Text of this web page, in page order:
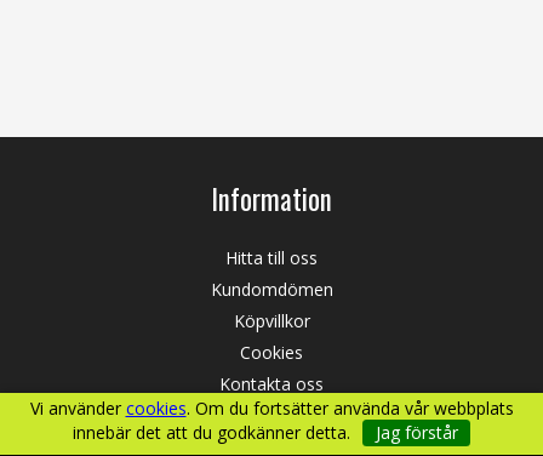
Vi använder cookies. Om du fortsätter använda vår webbplats
innebär det att du godkänner detta.
Jag förstår
Information
Hitta till oss
Kundomdömen
Köpvillkor
Cookies
Kontakta oss
Integritetspolicy
Vanliga frågor